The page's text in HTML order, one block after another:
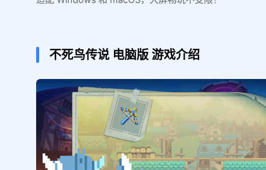
不死鸟传说 电脑版 游戏介绍